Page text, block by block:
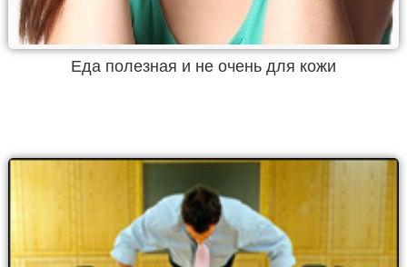
Еда полезная и не очень для кожи